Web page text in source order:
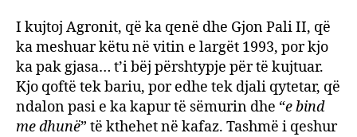
I kujtoj Agronit, që ka qenë dhe Gjon Pali II, që
ka meshuar këtu në vitin e largët 1993, por kjo
ka pak gjasa… t’i bëj përshtypje për të kujtuar.
Kjo qoftë tek bariu, por edhe tek djali qytetar, që
ndalon pasi e ka kapur të sëmurin dhe “e bind
me dhunë” të kthehet në kafaz. Tashmë i qeshur